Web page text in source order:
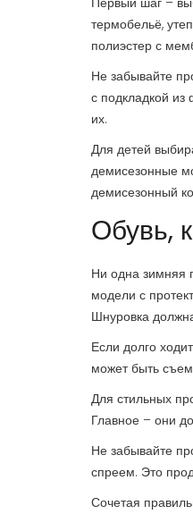
термобельё,
полиэстер с
Не забывайте
с подкладкой
их.
Для детей
демисезонные
демисезонный
Обувь,
Ни одна зимняя
модели с
Шнуровка
Если долго
может быть
Для стильных
Главное – они
Не забывайте
спреем. Это
Сочетая